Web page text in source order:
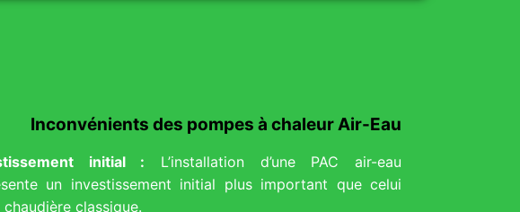
Inconvénients des pompes à chaleur Air-Eau
initial : L’installation d’une PAC air-eau
un investissement initial plus important que celui
chaudière classique.